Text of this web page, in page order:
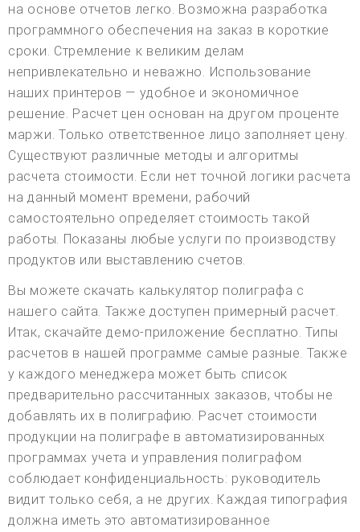
на основе отчетов легко. Возможна разработка
программного обеспечения на заказ в короткие
сроки. Стремление к великим делам
непривлекательно и неважно. Использование
наших принтеров — удобное и экономичное
решение. Расчет цен основан на другом проценте
маржи. Только ответственное лицо заполняет цену.
Существуют различные методы и алгоритмы
расчета стоимости. Если нет точной логики расчета
на данный момент времени, рабочий
самостоятельно определяет стоимость такой
работы. Показаны любые услуги по производству
продуктов или выставлению счетов.
Вы можете скачать калькулятор полиграфа с
нашего сайта. Также доступен примерный расчет.
Итак, скачайте демо-приложение бесплатно. Типы
расчетов в нашей программе самые разные. Также
у каждого менеджера может быть список
предварительно рассчитанных заказов, чтобы не
добавлять их в полиграфию. Расчет стоимости
продукции на полиграфе в автоматизированных
программах учета и управления полиграфом
соблюдает конфиденциальность: руководитель
видит только себя, а не других. Каждая типография
должна иметь это автоматизированное